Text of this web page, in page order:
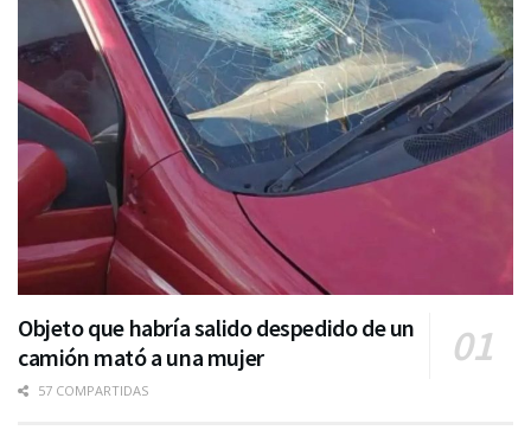
Objeto que habría salido despedido de un
camión mató a una mujer
57 COMPARTIDAS